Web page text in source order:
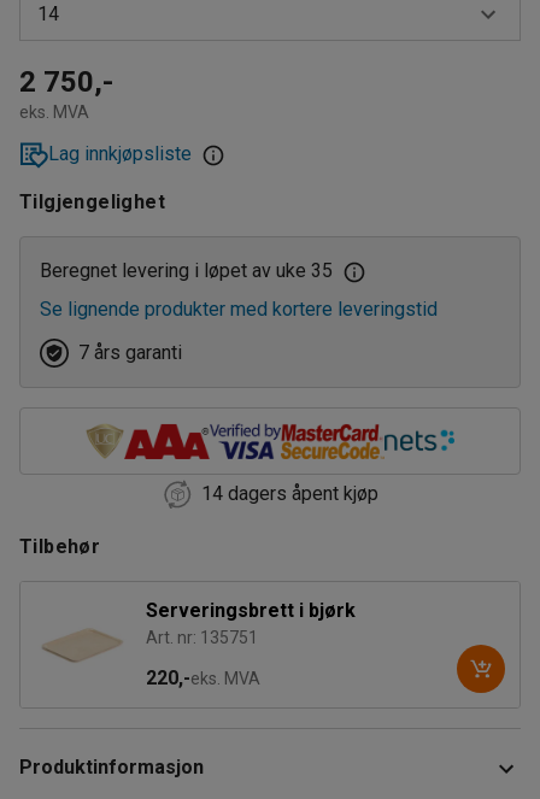
1030
14
14
21
2 750,-
eks. MVA
Lag innkjøpsliste
Tilgjengelighet
Beregnet levering i løpet av uke 35
Se lignende produkter med kortere leveringstid
7 års garanti
14 dagers åpent kjøp
Tilbehør
Serveringsbrett i bjørk
Art. nr: 135751
220,-eks. MVA
Produktinformasjon